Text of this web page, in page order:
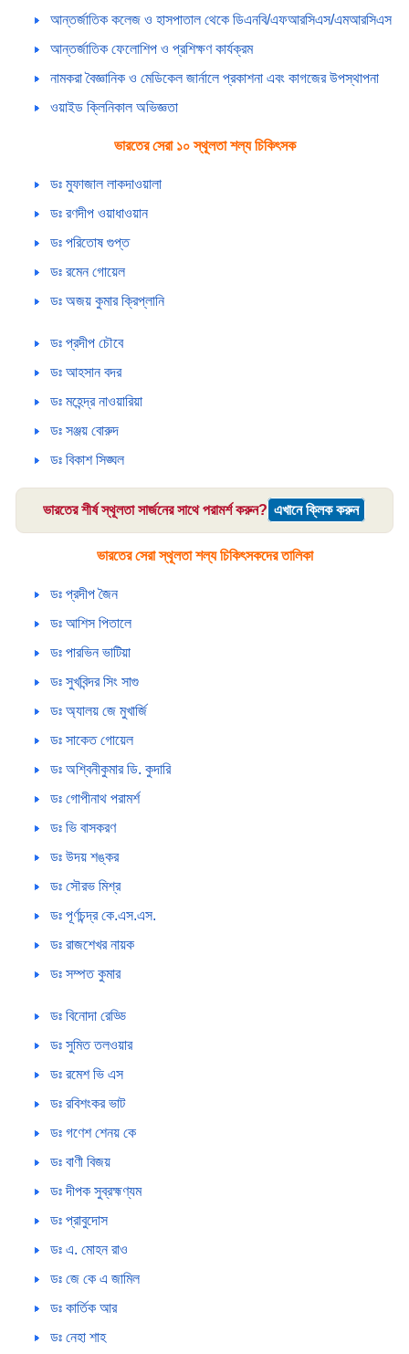
আন্তর্জাতিক কলেজ ও হাসপাতাল থেকে ডিএনবি/এফআরসিএস/এমআরসিএস
আন্তর্জাতিক ফেলোশিপ ও প্রশিক্ষণ কার্যক্রম
নামকরা বৈজ্ঞানিক ও মেডিকেল জার্নালে প্রকাশনা এবং কাগজের উপস্থাপনা
ওয়াইড ক্লিনিকাল অভিজ্ঞতা
ভারতের সেরা ১০ স্থূলতা শল্য চিকিৎসক
ডঃ মুফাজাল লাকদাওয়ালা
ডঃ রণদীপ ওয়াধাওয়ান
ডঃ পরিতোষ গুপ্ত
ডঃ রমেন গোয়েল
ডঃ অজয় কুমার ক্রিপ্লানি
ডঃ প্রদীপ চৌবে
ডঃ আহসান বদর
ডঃ মহেন্দ্র নাওয়ারিয়া
ডঃ সঞ্জয় বোরুদ
ডঃ বিকাশ সিঙ্ঘল
ভারতের শীর্ষ স্থূলতা সার্জনের সাথে পরামর্শ করুন? এখানে ক্লিক করুন
ভারতের সেরা স্থূলতা শল্য চিকিৎসকদের তালিকা
ডঃ প্রদীপ জৈন
ডঃ আশিস পিতালে
ডঃ পারভিন ভাটিয়া
ডঃ সুখবিন্দর সিং সাগু
ডঃ অ্যালয় জে মুখার্জি
ডঃ সাকেত গোয়েল
ডঃ অশ্বিনীকুমার ডি. কুদারি
ডঃ গোপীনাথ পরামর্শ
ডঃ ভি বাসকরণ
ডঃ উদয় শঙ্কর
ডঃ সৌরভ মিশ্র
ডঃ পূর্ণচন্দ্র কে.এস.এস.
ডঃ রাজশেখর নায়ক
ডঃ সম্পত কুমার
ডঃ বিনোদা রেড্ডি
ডঃ সুমিত তলওয়ার
ডঃ রমেশ ভি এস
ডঃ রবিশংকর ভাট
ডঃ গণেশ শেনয় কে
ডঃ বাণী বিজয়
ডঃ দীপক সুব্রহ্মণ্যম
ডঃ প্রাবুদোস
ডঃ এ. মোহন রাও
ডঃ জে কে এ জামিল
ডঃ কার্তিক আর
ডঃ নেহা শাহ